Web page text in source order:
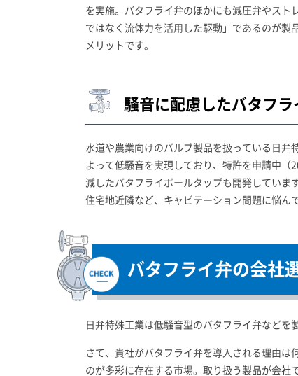
を実施。バタフライ弁のほかにも減圧弁やス
ではなく流体力を活用した駆動」であるのが
メリットです。
騒音に配慮したバタフ
水道や農業向けのバルブ製品を扱っている日弁
よって低騒音を実現しており、特許を申請中
減したバタフライボールタップも開発しています
住宅地近隣など、キャビテーション問題に悩ん
バタフライ弁の会社
日弁特殊工業は低騒音型のバタフライ弁などを
さて、貴社がバタフライ弁を導入される理由
のが多彩に存在する市場。取り扱う製品が会